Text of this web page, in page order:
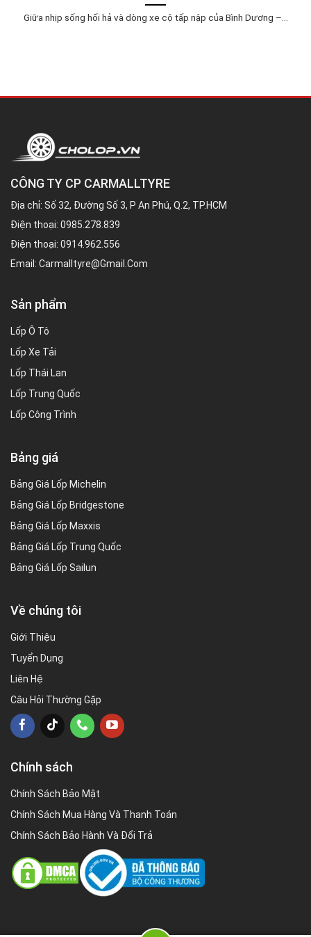
Giữa nhịp sống hối hả và dòng xe cộ tấp nập của Bình Dương –...
CÔNG TY CP CARMALLTYRE
Địa chỉ: Số 32, Đường Số 3, P An Phú, Q.2, TP.HCM
Điện thoại: 0985.278.839
Điện thoại: 0914.962.556
Email: Carmalltyre@gmail.com
Sản phẩm
Lốp Ô Tô
Lốp Xe Tải
Lốp Thái Lan
Lốp Trung Quốc
Lốp Công Trình
Bảng giá
Bảng Giá Lốp Michelin
Bảng Giá Lốp Bridgestone
Bảng Giá Lốp Maxxis
Bảng Giá Lốp Trung Quốc
Bảng Giá Lốp Sailun
Về chúng tôi
Giới Thiệu
Tuyển Dụng
Liên Hệ
Câu Hỏi Thường Gặp
Chính sách
Chính Sách Bảo Mật
Chính Sách Mua Hàng Và Thanh Toán
Chính Sách Bảo Hành Và Đổi Trả